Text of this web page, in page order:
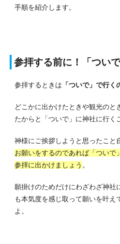
手順を紹介します。
参拝する前に！「つい
参拝するときは 「ついで」で行く
どこかに出かけたときや観光のと
たからと「ついで」に神社に行く
神様にご挨拶しようと思ったこと
お願いをするのであれば「ついで
参拝に出かけましょう 。
願掛けのためだけにわざわざ神社
も本気度を感じ取って願いを叶え
よ。